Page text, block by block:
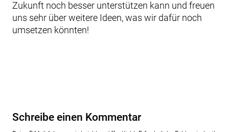
Zukunft noch besser unterstützen kann und freuen
uns sehr über weitere Ideen, was wir dafür noch
umsetzen könnten!
Schreibe einen Kommentar